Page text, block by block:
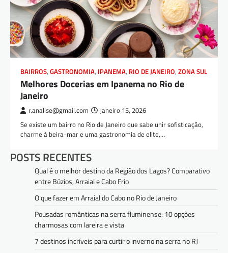
BAIRROS, GASTRONOMIA, IPANEMA, RIO DE JANEIRO, ZONA SUL
Melhores Docerias em Ipanema no Rio de
Janeiro
r.analise@gmail.com janeiro 15, 2026
Se existe um bairro no Rio de Janeiro que sabe unir sofisticação,
charme à beira-mar e uma gastronomia de elite,…
POSTS RECENTES
Qual é o melhor destino da Região dos Lagos? Comparativo
entre Búzios, Arraial e Cabo Frio
O que fazer em Arraial do Cabo no Rio de Janeiro
Pousadas românticas na serra fluminense: 10 opções
charmosas com lareira e vista
7 destinos incríveis para curtir o inverno na serra no RJ